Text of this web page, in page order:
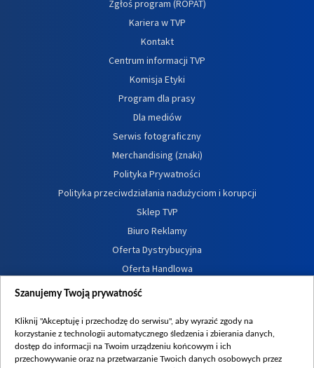
Zgłoś program (ROPAT)
Kariera w TVP
Kontakt
Centrum informacji TVP
Komisja Etyki
Program dla prasy
Dla mediów
Serwis fotograficzny
Merchandising (znaki)
Polityka Prywatności
Polityka przeciwdziałania nadużyciom i korupcji
Sklep TVP
Biuro Reklamy
Oferta Dystrybucyjna
Oferta Handlowa
Dostępność
Procedura zgłoszeń wewnętrznych
Szanujemy Twoją prywatność
Kliknij "Akceptuję i przechodzę do serwisu", aby wyrazić zgody na
korzystanie z technologii automatycznego śledzenia i zbierania danych,
dostęp do informacji na Twoim urządzeniu końcowym i ich
przechowywanie oraz na przetwarzanie Twoich danych osobowych przez